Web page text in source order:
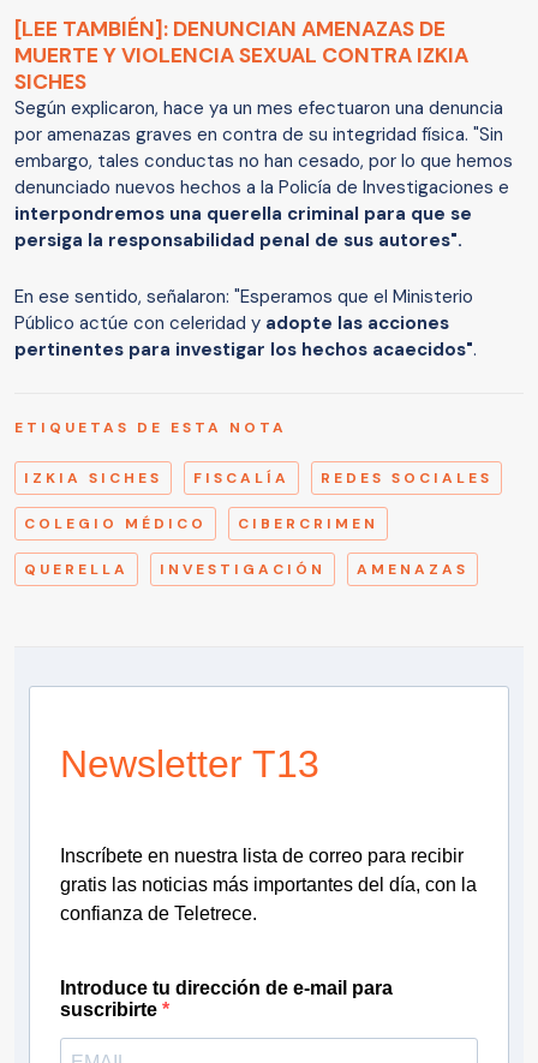
[LEE TAMBIÉN]: DENUNCIAN AMENAZAS DE
MUERTE Y VIOLENCIA SEXUAL CONTRA IZKIA
SICHES
Según explicaron, hace ya un mes efectuaron una denuncia
por amenazas graves en contra de su integridad física. "Sin
embargo, tales conductas no han cesado, por lo que hemos
denunciado nuevos hechos a la Policía de Investigaciones e
interpondremos una querella criminal para que se
persiga la responsabilidad penal de sus autores".
En ese sentido, señalaron: "Esperamos que el Ministerio
Público actúe con celeridad y adopte las acciones
pertinentes para investigar los hechos acaecidos".
ETIQUETAS DE ESTA NOTA
IZKIA SICHES FISCALÍA REDES SOCIALES
COLEGIO MÉDICO CIBERCRIMEN
QUERELLA INVESTIGACIÓN AMENAZAS
Newsletter T13
Inscríbete en nuestra lista de correo para recibir
gratis las noticias más importantes del día, con la
confianza de Teletrece.
Introduce tu dirección de e-mail para
suscribirte